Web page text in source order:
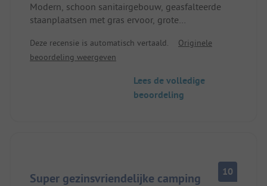
Modern, schoon sanitairgebouw, geasfalteerde
staanplaatsen met gras ervoor, grote
lange afstanden om grijs water door te spoelen of
af te voeren (caravans)
Deze recensie is automatisch vertaald.
Originele
beoordeling weergeven
Lees de volledige
beoordeling
Super gezinsvriendelijke camping 10